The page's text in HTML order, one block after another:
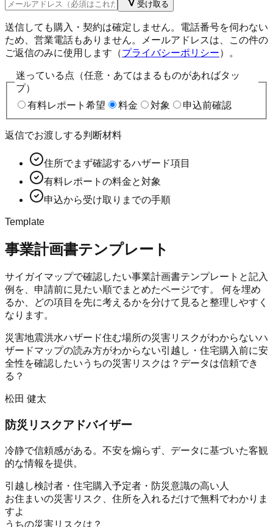
受け取る
送信しても購入・契約は確定しません。電話番号を伺わない
ため、営業電話もありません。メールアドレスは、この件の
ご返信のみに使用します（プライバシーポリシー）。
迷っている点（任意・あてはまるものがあればタッ
プ）
有料レポート希望
料金 対象 申込前確認
返信でお渡しする判断材料
住所でまず確認するハザード項目
有料レポートの料金と対象
申込から受け取りまでの手順
Template
事業計画書テンプレート
サイガイマップで確認したい事業計画書テンプレートと記入
例を、申請前に見たい順でまとめたページです。 何を埋め
るか、どの項目を先に考えるかを分けて見ると整理しやすく
なります。
災害地震洪水ハザード住む場所の災害リスクがわからないハ
ザードマップの読み方がわからない引越し・住宅購入前に安
全性を確認したい うちの災害リスクは？ データは信頼でき
る？
松田 健太
防災リスクアドバイザー
冷静で信頼感がある。不安を煽らず、データに基づいた客観
的な情報を提供。
引越し検討者・住宅購入予定者・防災意識の高い人
お住まいの災害リスク、住所を入れるだけで無料でわかりま
すよ
うちの災害リスクは？